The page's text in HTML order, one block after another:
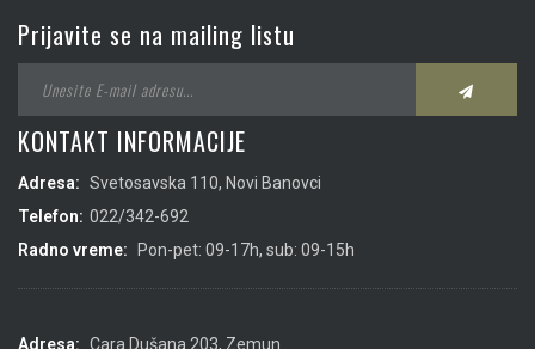
Prijavite se na mailing listu
KONTAKT INFORMACIJE
Adresa: Svetosavska 110, Novi Banovci
Telefon: 022/342-692
Radno vreme:
Pon-pet: 09-17h, sub: 09-15h
Adresa: Cara Dušana 203, Zemun